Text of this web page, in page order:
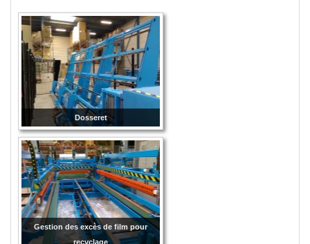
Dosseret
Gestion des excès de film pour
recyclage